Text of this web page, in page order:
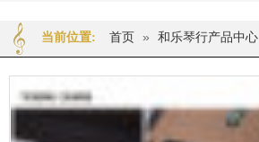
当前位置: 首页 » 和乐琴行产品中心